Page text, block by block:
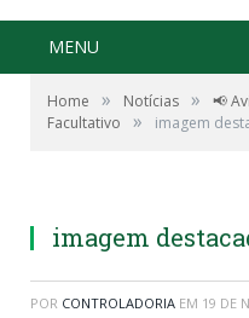
MENU
Home » Notícias »
📢
Facultativo
» imagem
imagem
POR CONTROLADORIA EM 19 DE